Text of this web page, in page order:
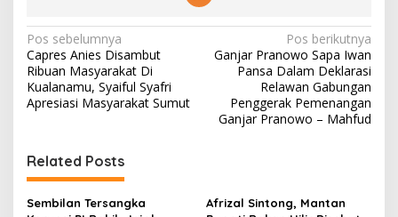
N
a
v
i
a
s
Pos sebelumnya
Capres Anies Disambut
Ribuan Masyarakat Di
Kualanamu, Syaiful Syafri
Apresiasi Masyarakat Sumut
Pos berikutnya
Ganjar Pranowo Sapa Iwan
Pansa Dalam Deklarasi
Relawan Gabungan
Penggerak Pemenangan
Ganjar Pranowo – Mahfud
Related Posts
Sembilan Tersangka
Afrizal Sintong, Mantan